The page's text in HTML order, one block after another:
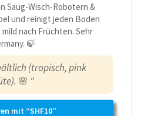
Saug-Wisch-Robotern &
und reinigt jeden Boden
nach Früchten. Sehr
🍃
(tropisch, pink
🌸 "
mit “SHF10”